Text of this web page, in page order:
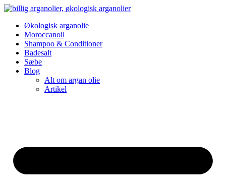
Videre
indholdØkologisk arganolie
Moroccanoil
Shampoo & Conditioner
Badesalt
Sæbe
Blog
Alt om argan olie
Artikel